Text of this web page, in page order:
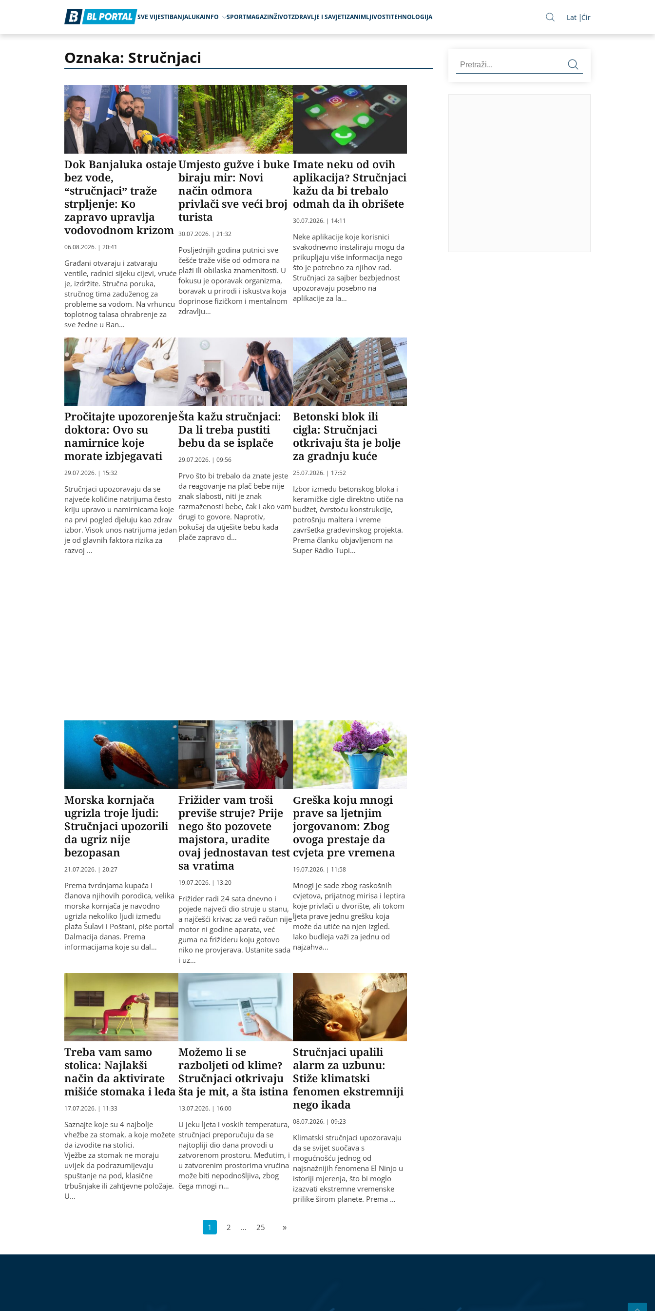
SVE VIJESTIBANJALUKAINFO SPORTMAGAZINŽIVOTZDRAVLJE I SAVJETIZANIMLJIVOSTITEHNOLOGIJA Lat Ćir
Oznaka: Stručnjaci
Dok Banjaluka ostaje
bez vode,
“stručnjaci” traže
strpljenje: Ko
zapravo upravlja
vodovodnom krizom
06.08.2026. | 20:41
Građani otvaraju i zatvaraju
ventile, radnici sijeku cijevi, vruće
je, izdržite. Stručna poruka,
stručnog tima zaduženog za
probleme sa vodom. Na vrhuncu
toplotnog talasa ohrabrenje za
sve žedne u Ban…
Umjesto gužve i buke
biraju mir: Novi
način odmora
privlači sve veći broj
turista
30.07.2026. | 21:32
Posljednjih godina putnici sve
češće traže više od odmora na
plaži ili obilaska znamenitosti. U
fokusu je oporavak organizma,
boravak u prirodi i iskustva koja
doprinose fizičkom i mentalnom
zdravlju…
Imate neku od ovih
aplikacija? Stručnjaci
kažu da bi trebalo
odmah da ih obrišete
30.07.2026. | 14:11
Neke aplikacije koje korisnici
svakodnevno instaliraju mogu da
prikupljaju više informacija nego
što je potrebno za njihov rad.
Stručnjaci za sajber bezbjednost
upozoravaju posebno na
aplikacije za la…
Pročitajte upozorenje
doktora: Ovo su
namirnice koje
morate izbjegavati
29.07.2026. | 15:32
Stručnjaci upozoravaju da se
najveće količine natrijuma često
kriju upravo u namirnicama koje
na prvi pogled djeluju kao zdrav
izbor. Visok unos natrijuma jedan
je od glavnih faktora rizika za
razvoj …
Šta kažu stručnjaci:
Da li treba pustiti
bebu da se isplače
29.07.2026. | 09:56
Prvo što bi trebalo da znate jeste
da reagovanje na plač bebe nije
znak slabosti, niti je znak
razmaženosti bebe, čak i ako vam
drugi to govore. Naprotiv,
pokušaj da utješite bebu kada
plače zapravo d…
Betonski blok ili
cigla: Stručnjaci
otkrivaju šta je bolje
za gradnju kuće
25.07.2026. | 17:52
Izbor između betonskog bloka i
keramičke cigle direktno utiče na
budžet, čvrstoću konstrukcije,
potrošnju maltera i vreme
završetka građevinskog projekta.
Prema članku objavljenom na
Super Rádio Tupi…
Morska kornjača
ugrizla troje ljudi:
Stručnjaci upozorili
da ugriz nije
bezopasan
21.07.2026. | 20:27
Prema tvrdnjama kupača i
članova njihovih porodica, velika
morska kornjača je navodno
ugrizla nekoliko ljudi između
plaža Šulavi i Poštani, piše portal
Dalmacija danas. Prema
informacijama koje su dal…
Frižider vam troši
previše struje? Prije
nego što pozovete
majstora, uradite
ovaj jednostavan test
sa vratima
19.07.2026. | 13:20
Frižider radi 24 sata dnevno i
pojede najveći dio struje u stanu,
a najčešći krivac za veći račun nije
motor ni godine aparata, već
guma na frižideru koju gotovo
niko ne provjerava. Ustanite sada
i uz…
Greška koju mnogi
prave sa ljetnjim
jorgovanom: Zbog
ovoga prestaje da
cvjeta pre vremena
19.07.2026. | 11:58
Mnogi je sade zbog raskošnih
cvjetova, prijatnog mirisa i leptira
koje privlači u dvorište, ali tokom
ljeta prave jednu grešku koja
može da utiče na njen izgled.
Iako budleja važi za jednu od
najzahva…
Treba vam samo
stolica: Najlakši
način da aktivirate
mišiće stomaka i leđa
17.07.2026. | 11:33
Saznajte koje su 4 najbolje
vhežbe za stomak, a koje možete
da izvodite na stolici.
Vježbe za stomak ne moraju
uvijek da podrazumijevaju
spuštanje na pod, klasične
trbušnjake ili zahtjevne položaje.
U…
Možemo li se
razboljeti od klime?
Stručnjaci otkrivaju
šta je mit, a šta istina
13.07.2026. | 16:00
U jeku ljeta i voskih temperatura,
stručnjaci preporučuju da se
najtopliji dio dana provodi u
zatvorenom prostoru. Međutim, i
u zatvorenim prostorima vrućina
može biti nepodnošljiva, zbog
čega mnogi n…
Stručnjaci upalili
alarm za uzbunu:
Stiže klimatski
fenomen ekstremniji
nego ikada
08.07.2026. | 09:23
Klimatski stručnjaci upozoravaju
da se svijet suočava s
mogućnošću jednog od
najsnažnijih fenomena El Ninjo u
istoriji mjerenja, što bi moglo
izazvati ekstremne vremenske
prilike širom planete. Prema …
1 2 … 25 »